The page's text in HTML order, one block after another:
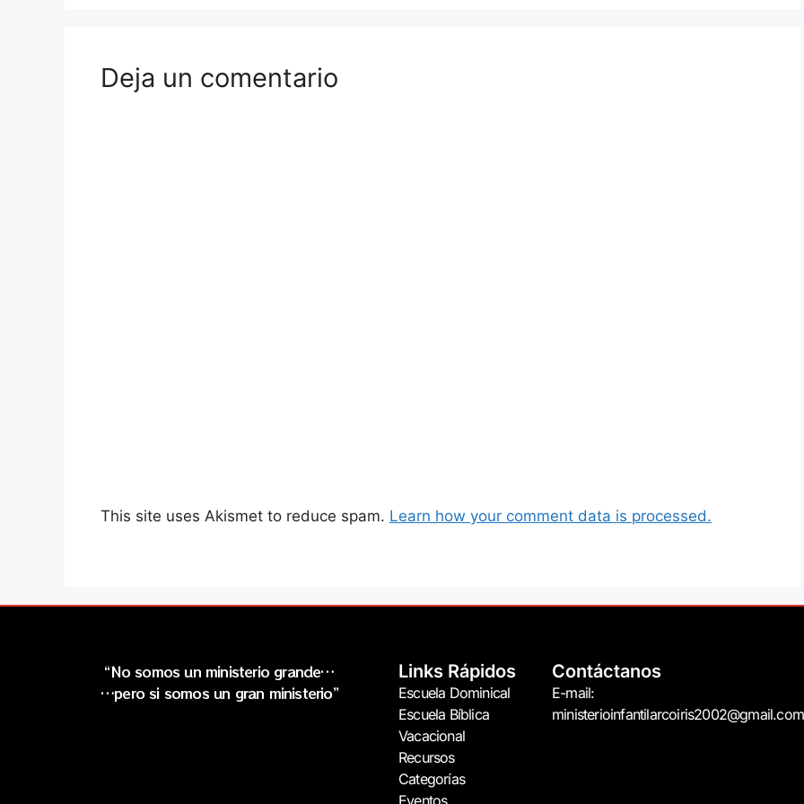
Deja un comentario
This site uses Akismet to reduce spam. Learn how your comment data is processed.
“No somos un ministerio grande…
…pero si somos un gran ministerio”
Links Rápidos
Escuela Dominical
Escuela Bíblica
Vacacional
Recursos
Categorías
Contáctanos
E-mail:
ministerioinfantilarcoiris2002@gmail.com